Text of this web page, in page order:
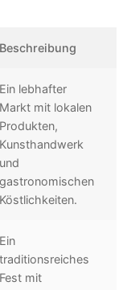
Beschreibung
Ein lebhafter
Markt mit lokalen
Produkten,
Kunsthandwerk
und
gastronomischen
Köstlichkeiten.
Ein
traditionsreiches
Fest mit